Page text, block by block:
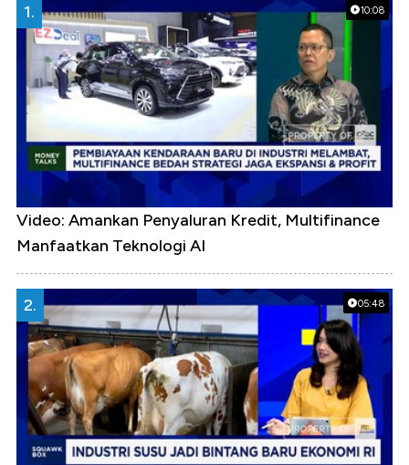
10:08
1.
Video: Amankan Penyaluran Kredit, Multifinance
Manfaatkan Teknologi AI
05:48
2.